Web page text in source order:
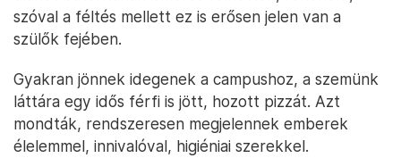
szóval a féltés mellett ez is erősen jelen van a
szülők fejében.
Gyakran jönnek idegenek a campushoz, a szemünk
láttára egy idős férfi is jött, hozott pizzát. Azt
mondták, rendszeresen megjelennek emberek
élelemmel, innivalóval, higiéniai szerekkel.